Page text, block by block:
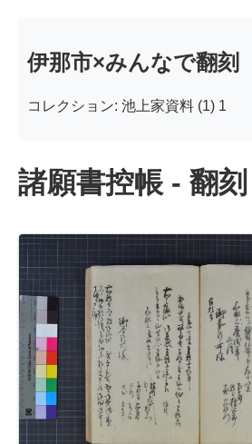
伊那市×みんなで翻刻
コレクション: 池上家資料 (1) 1
諸願書控帳 - 翻刻